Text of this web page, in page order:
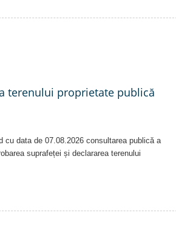
terenului proprietate publică
data de 07.08.2026 consultarea publică a
suprafeței și declararea terenului